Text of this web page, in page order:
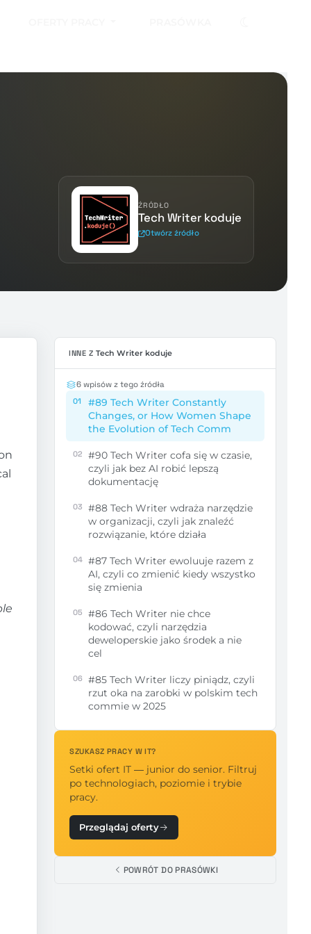
ŹRÓDŁO
Tech Writer koduje
Otwórz źródło
INNE Z Tech Writer koduje
6 wpisów z tego źródła
01
#89 Tech Writer Constantly
Changes, or How Women Shape
the Evolution of Tech Comm
02
#90 Tech Writer cofa się w czasie,
czyli jak bez AI robić lepszą
dokumentację
03
#88 Tech Writer wdraża narzędzie
w organizacji, czyli jak znaleźć
rozwiązanie, które działa
04
#87 Tech Writer ewoluuje razem z
AI, czyli co zmienić kiedy wszystko
się zmienia
05
#86 Tech Writer nie chce
kodować, czyli narzędzia
deweloperskie jako środek a nie
cel
06
#85 Tech Writer liczy piniądz, czyli
rzut oka na zarobki w polskim tech
commie w 2025
SZUKASZ PRACY W IT?
Setki ofert IT — junior do senior. Filtruj
po technologiach, poziomie i trybie
pracy.
Przeglądaj oferty
POWRÓT DO PRASÓWKI